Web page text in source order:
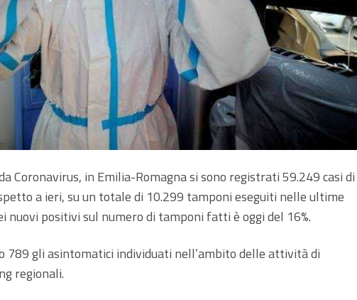
Coronavirus, in Emilia-Romagna si sono registrati 59.249 casi di
a ieri, su un totale di 10.299 tamponi eseguiti nelle ultime
nuovi positivi sul numero di tamponi fatti è oggi del 16%.
789 gli asintomatici individuati nell’ambito delle attività di
regionali.